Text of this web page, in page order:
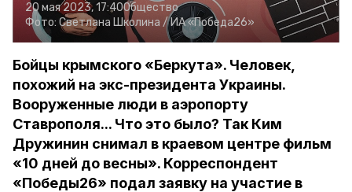
20 мая 2023, 17:40Общество
Фото: Светлана Школина /ИА «Победа26»
Бойцы крымского «Беркута». Человек,
похожий на экс-президента Украины.
Вооруженные люди в аэропорту
Ставрополя... Что это было? Так Ким
Дружинин снимал в краевом центре фильм
«10 дней до весны». Корреспондент
«Победы26» подал заявку на участие в